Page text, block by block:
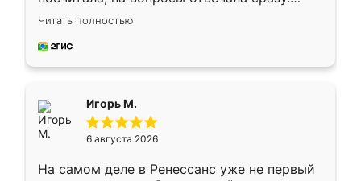
Замерщик приехал в субботу, подошёл к
делу со всей ответственностью. Собрали
за день, ребята работали аккуратно, даже
Читать полностью
Игорь М.
6 августа 2026
На самом деле в Ренессанс уже не первый